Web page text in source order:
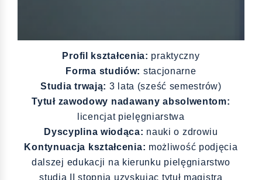
Profil kształcenia: praktyczny
Forma studiów: stacjonarne
Studia trwają: 3 lata (sześć semestrów)
Tytuł zawodowy nadawany absolwentom:
licencjat pielęgniarstwa
Dyscyplina wiodąca: nauki o zdrowiu
Kontynuacja kształcenia: możliwość podjęcia
dalszej edukacji na kierunku pielęgniarstwo
studia II stopnia uzyskując tytuł magistra